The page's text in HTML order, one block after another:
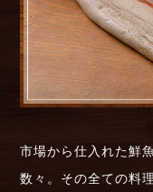
市場から仕入れた鮮
数々。その全ての料